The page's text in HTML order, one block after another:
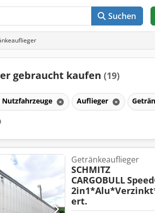
Suchen
gebraucht kaufen (19)
Auflieger
Getränkeauflieger
SCHMITZ
CARGOBULL
ert.